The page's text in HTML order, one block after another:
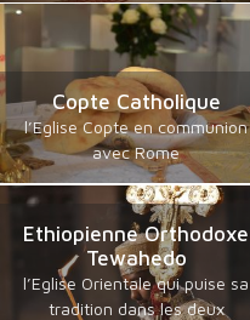
Copte Catholique
l’Eglise Copte en communion
avec Rome
Ethiopienne Orthodoxe
Tewahedo
l’Eglise Orientale qui puise sa
tradition dans les deux